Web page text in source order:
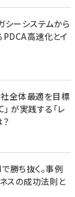
シーシステムから
PDCA高速化とイ
社全体最適を目標
が実践する「レ
勝ち抜く。事例
スの成功法則と